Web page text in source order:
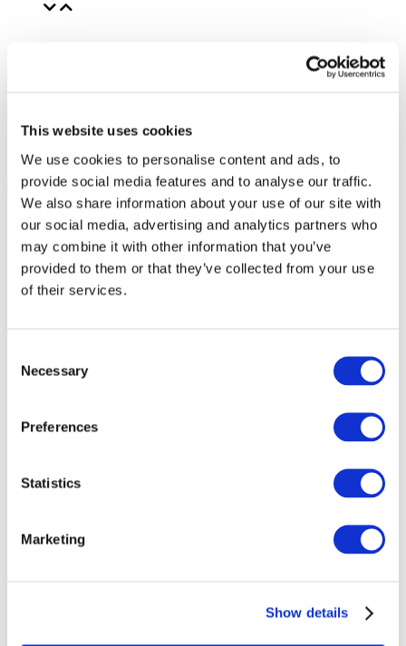
This website uses cookies
We use cookies to personalise content and ads, to
provide social media features and to analyse our traffic.
We also share information about your use of our site with
our social media, advertising and analytics partners who
may combine it with other information that you’ve
provided to them or that they’ve collected from your use
of their services.
Selection
Necessary
Preferences
Statistics
Marketing
Show details
Todos los